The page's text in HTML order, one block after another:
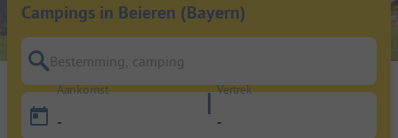
Campings in Beieren (Bayern)
Bestemming, camping
Aankomst
-
Vertrek
-